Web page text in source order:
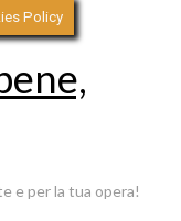
e per la tua opera!
Policy